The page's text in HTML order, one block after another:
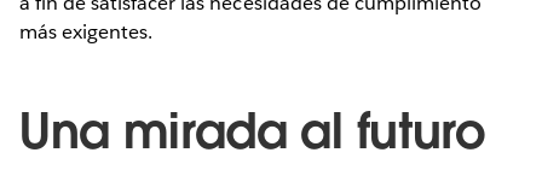
más exigentes.
Una mirada al futuro